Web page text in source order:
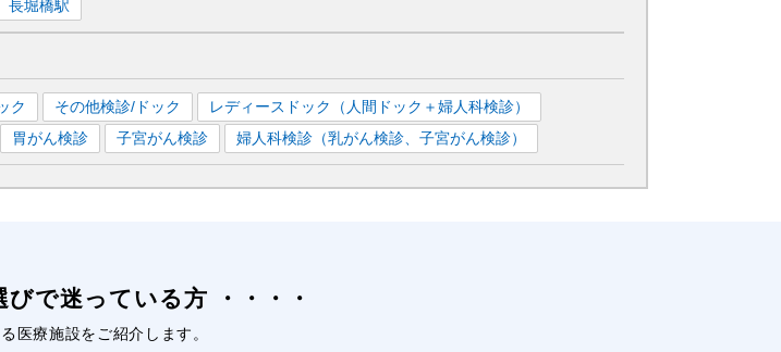
長堀橋駅
ク その他検診/ドック
レディースドック（人間ドック＋婦人科検診）
胃がん検診 子宮がん検診 婦人科検診（乳がん検診、子宮がん検診）
びで迷っている方
医療施設をご紹介します。